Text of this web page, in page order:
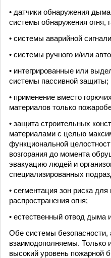
• датчики обнаружения
системы обнаружения огня,
• системы аварийной
• системы ручного и/или
• интегрированные или
системы пассивной защиты;
• применение вместо
материалов только
• защита строительных
материалами с целью
функциональной
возгорания до момента
эвакуацию людей и
специализированных
• сегментация зон риска
распространения огня;
• естественный отвод дыма
Обе системы безопасности,
взаимодополняемы. Только
высокий уровень пожарной